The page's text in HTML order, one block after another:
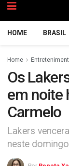
HOME BRASIL
Home
Os
em noite
Carmelo
Lakers
neste domingo